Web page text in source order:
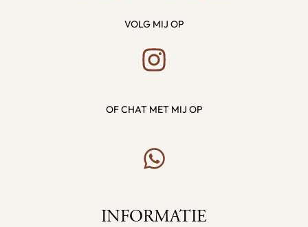
VOLG MIJ OP
OF CHAT MET MIJ OP
INFORMATIE